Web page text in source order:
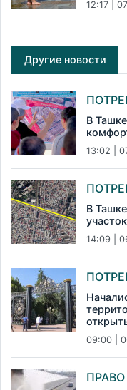
12:17 |
Другие новости
В
13:02 |
В
14:09 |
09:00 |
ПРАВО